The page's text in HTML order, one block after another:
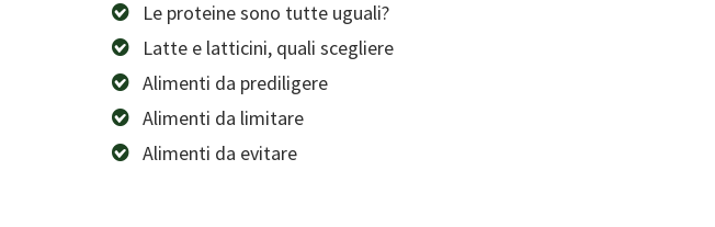
Le proteine sono tutte uguali?
Latte e latticini, quali scegliere
Alimenti da prediligere
Alimenti da limitare
Alimenti da evitare